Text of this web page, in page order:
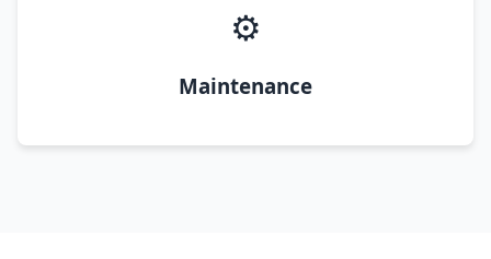
⚙️
Maintenance